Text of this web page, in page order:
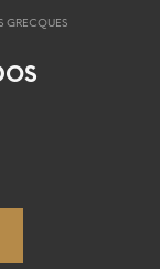
GRECQUES